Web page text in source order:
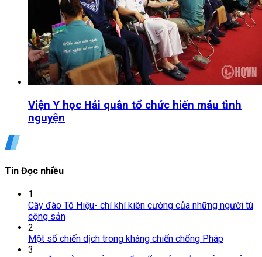
Viện Y học Hải quân tổ chức hiến máu tình
nguyện
Tin Đọc nhiều
1
Cây đào Tô Hiệu- chí khí kiên cường của những người tù
cộng sản
2
Một số chiến dịch trong kháng chiến chống Pháp
3